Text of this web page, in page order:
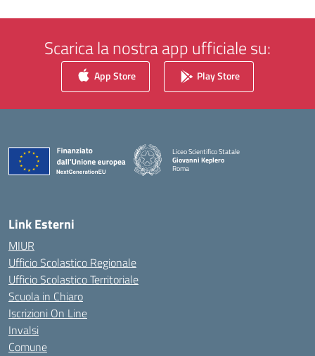
Scarica la nostra app ufficiale su:
App Store Play Store
Liceo Scientifico Statale
Giovanni Keplero
Roma
Link Esterni
MIUR
Ufficio Scolastico Regionale
Ufficio Scolastico Territoriale
Scuola in Chiaro
Iscrizioni On Line
Invalsi
Comune